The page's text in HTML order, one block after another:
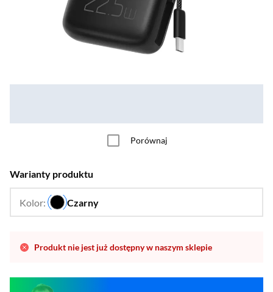
Porównaj
Warianty produktu
Kolor: Czarny
…
Produkt nie jest już dostępny w naszym sklepie